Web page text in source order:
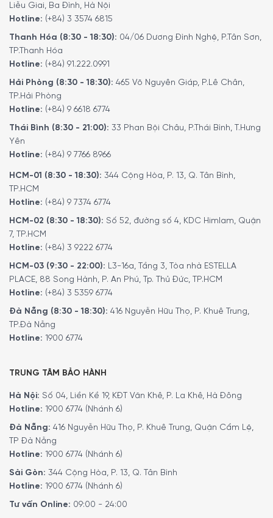
Liễu Giai, Ba Đình, Hà Nội
Hotline: (+84) 3 3574 6815
Thanh Hóa (8:30 - 18:30): 04/06 Dương Đình Nghệ, P.Tân Sơn,
TP.Thanh Hóa
Hotline: (+84) 91.222.0991
Hải Phòng (8:30 - 18:30): 465 Võ Nguyên Giáp, P.Lê Chân,
TP.Hải Phòng
Hotline: (+84) 9 6618 6774
Thái Bình (8:30 - 21:00): 33 Phan Bội Châu, P.Thái Bình, T.Hưng
Yên
Hotline: (+84) 9 7766 8966
HCM-01 (8:30 - 18:30): 344 Cộng Hòa, P. 13, Q. Tân Bình,
TP.HCM
Hotline: (+84) 9 7374 6774
HCM-02 (8:30 - 18:30): Số 52, đường số 4, KDC Himlam, Quận
7, TP.HCM
Hotline: (+84) 3 9222 6774
HCM-03 (9:30 - 22:00): L3-16a, Tầng 3, Tòa nhà ESTELLA
PLACE, 88 Song Hành, P. An Phú, Tp. Thủ Đức, TP.HCM
Hotline: (+84) 3 5359 6774
Đà Nẵng (8:30 - 18:30): 416 Nguyễn Hữu Thọ, P. Khuê Trung,
TP.Đà Nẵng
Hotline: 1900 6774
TRUNG TÂM BẢO HÀNH
Hà Nội: Số 04, Liền Kề 19, KĐT Văn Khê, P. La Khê, Hà Đông
Hotline: 1900 6774 (Nhánh 6)
Đà Nẵng: 416 Nguyễn Hữu Thọ, P. Khuê Trung, Quận Cẩm Lệ,
TP Đà Nẵng
Hotline: 1900 6774 (Nhánh 6)
Sài Gòn: 344 Cộng Hòa, P. 13, Q. Tân Bình
Hotline: 1900 6774 (Nhánh 6)
Tư vấn Online: 09:00 - 24:00